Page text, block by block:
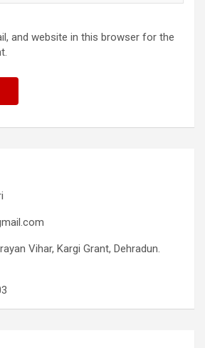
and website in this browser for the
Vihar, Kargi Grant, Dehradun.